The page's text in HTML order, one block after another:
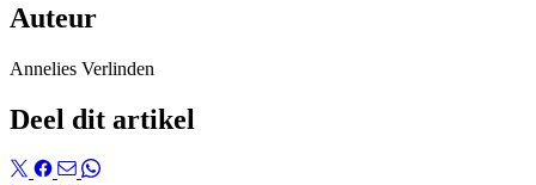
Auteur
Annelies Verlinden
Deel dit artikel